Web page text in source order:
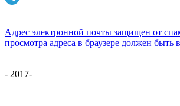
Адрес электронной почты защищен от
просмотра адреса в браузере должен быть
- 2017-